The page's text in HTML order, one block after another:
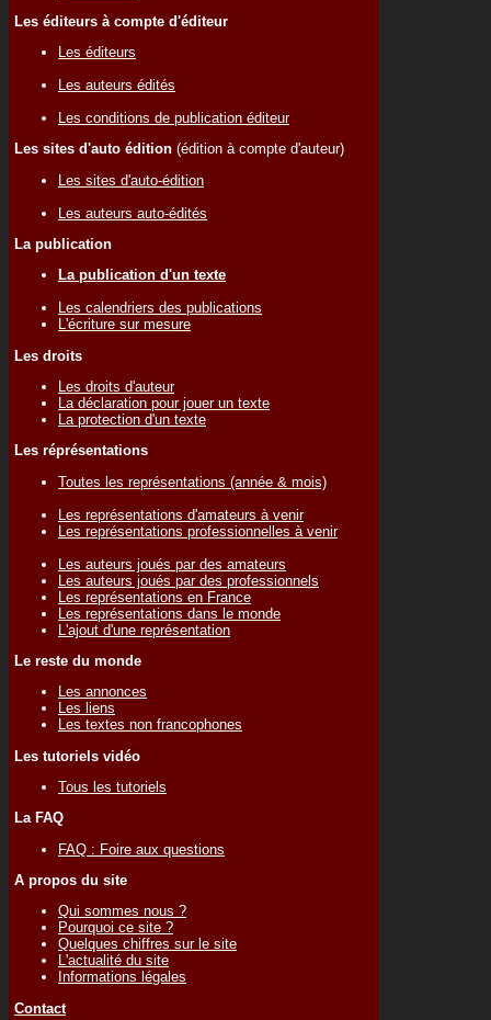
Les éditeurs à compte d'éditeur
Les éditeurs
Les auteurs édités
Les conditions de publication éditeur
Les sites d'auto édition (édition à compte d'auteur)
Les sites d'auto-édition
Les auteurs auto-édités
La publication
La publication d'un texte
Les calendriers des publications
L'écriture sur mesure
Les droits
Les droits d'auteur
La déclaration pour jouer un texte
La protection d'un texte
Les réprésentations
Toutes les représentations (année & mois)
Les représentations d'amateurs à venir
Les représentations professionnelles à venir
Les auteurs joués par des amateurs
Les auteurs joués par des professionnels
Les représentations en France
Les représentations dans le monde
L'ajout d'une représentation
Le reste du monde
Les annonces
Les liens
Les textes non francophones
Les tutoriels vidéo
Tous les tutoriels
La FAQ
FAQ : Foire aux questions
A propos du site
Qui sommes nous ?
Pourquoi ce site ?
Quelques chiffres sur le site
L'actualité du site
Informations légales
Contact